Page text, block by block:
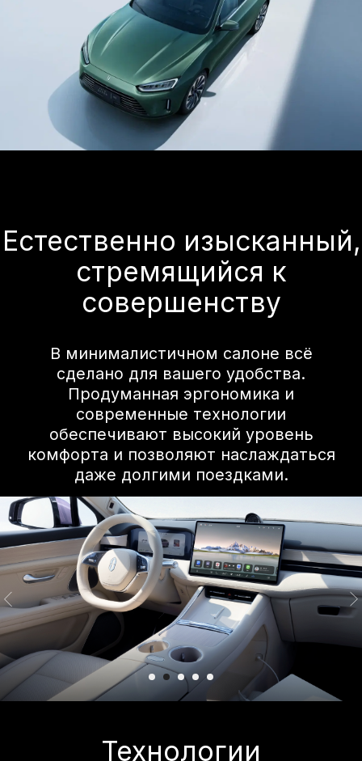
Безопасность 360
Безопасность кроссовера AITO SERES
основана на принципе всесторонности.
Модели отличает жесткая силовая
структура, наличие большого числа
подушек безопасности и системы
помощи водителю — от адаптивного
круиз-контроля до автоматической
Эксклюзивная
игровая комната
Частный
кинотеатр
В режиме парковки он позволяет
пассажирам на передних и задних
сиденьях играть вместе, используя
геймпад и планшет. В сочетании с
аудиосистемой HUAWEI SOUND®,
фоновой подсветкой и другими
функциями он обеспечивает
захватывающий игровой процесс. Ваша
личная игровая комната, готовая к
командным сражениям в любое время.